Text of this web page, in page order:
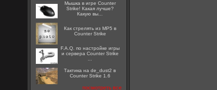
Мышка в игре Counter
Strike! Какая лучше?
Какую вы...
Как стрелять из MP5 в
Counter Strike
F.A.Q. по настройке игры
и сервера Counter Strike
Тактика на de_dust2 в
Counter Strike 1.6
посмотреть все